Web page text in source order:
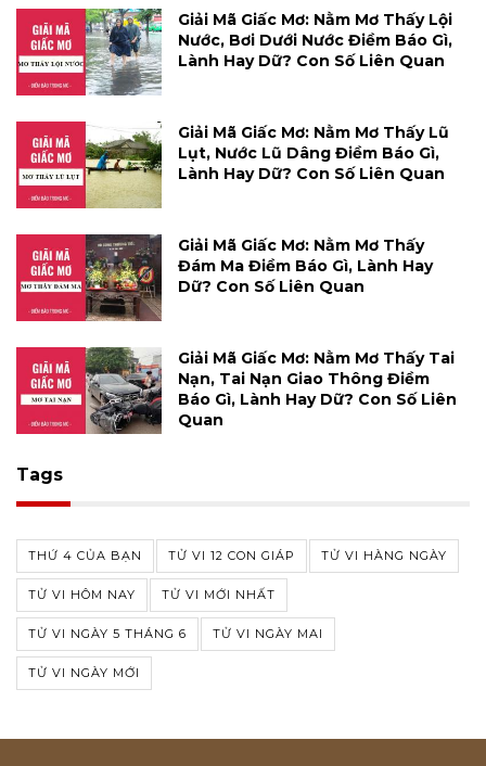
Giải Mã Giấc Mơ: Nằm Mơ Thấy Lội
Nước, Bơi Dưới Nước Điềm Báo Gì,
Lành Hay Dữ? Con Số Liên Quan
Giải Mã Giấc Mơ: Nằm Mơ Thấy Lũ
Lụt, Nước Lũ Dâng Điềm Báo Gì,
Lành Hay Dữ? Con Số Liên Quan
Giải Mã Giấc Mơ: Nằm Mơ Thấy
Đám Ma Điềm Báo Gì, Lành Hay
Dữ? Con Số Liên Quan
Giải Mã Giấc Mơ: Nằm Mơ Thấy Tai
Nạn, Tai Nạn Giao Thông Điềm
Báo Gì, Lành Hay Dữ? Con Số Liên
Quan
Tags
THỨ 4 CỦA BẠN TỬ VI 12 CON GIÁP TỬ VI HÀNG NGÀY
TỬ VI HÔM NAY TỬ VI MỚI NHẤT
TỬ VI NGÀY 5 THÁNG 6 TỬ VI NGÀY MAI
TỬ VI NGÀY MỚI